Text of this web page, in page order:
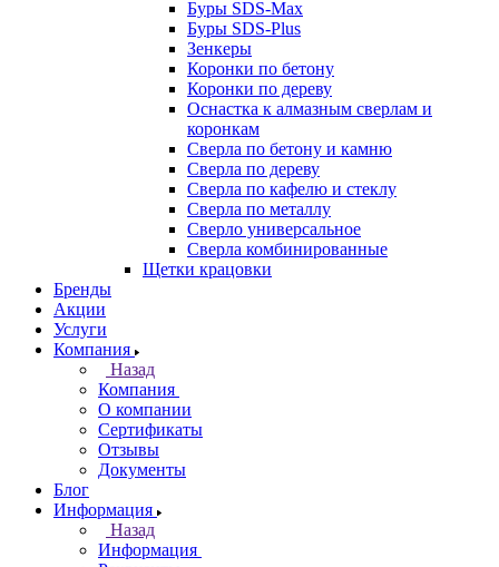
Буры SDS-Max
Буры SDS-Plus
Зенкеры
Коронки по бетону
Коронки по дереву
Оснастка к алмазным сверлам и
коронкам
Сверла по бетону и камню
Сверла по дереву
Сверла по кафелю и стеклу
Сверла по металлу
Сверло универсальное
Сверла комбинированные
Щетки крацовки
Бренды
Акции
Услуги
Компания
Назад
Компания
О компании
Сертификаты
Отзывы
Документы
Блог
Информация
Назад
Информация